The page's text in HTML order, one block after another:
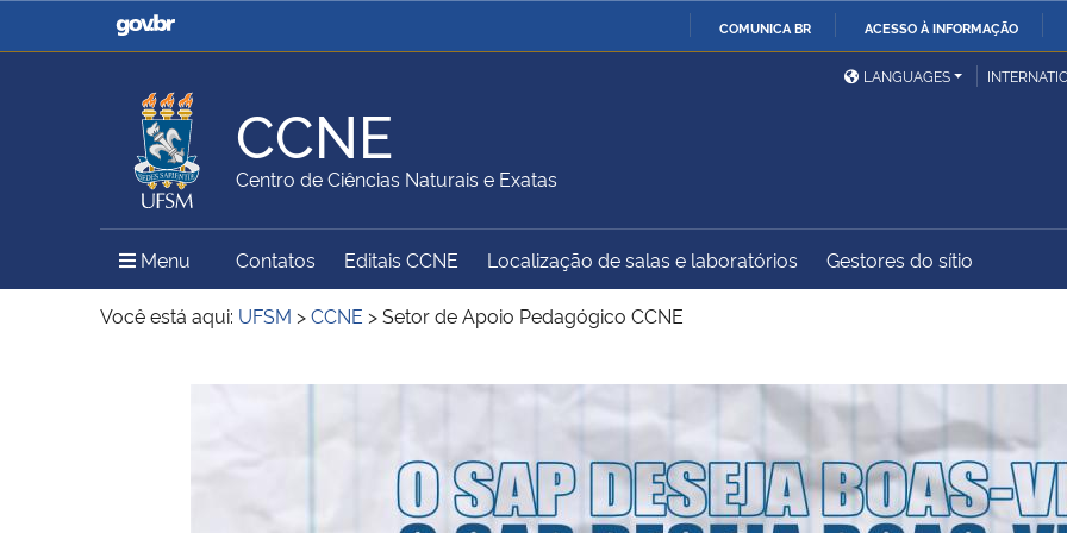
COMUNICA BR ACESSO À INFORMAÇÃO
Casa Civil
Ministério da Justiça e
Ministério da Defesa
Ministério das Relações
Exteriores
Ministério da Agricultura,
Pecuária e Abastecimento
Ministério da Educação
Ministério do Meio Ambiente Ministério do Turismo
Ministério do
Desenvolvimento Regional
Controladoria-Geral da
Banco Central do Brasil
LANGUAGES
CCNE
Centro de Ciências Naturais e Exatas
Menu Menu Principal do Sítio
Contatos Editais CCNE Localização de salas e laboratórios Gestores do sítio
Você está aqui: UFSM >CCNE >Setor de Apoio Pedagógico CCNE